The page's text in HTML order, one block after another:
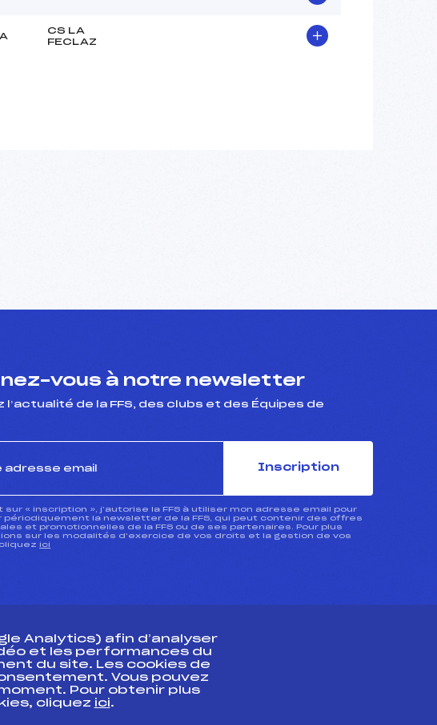
CS LA
FECLAZ
vous à notre newsletter
l’actualité de la FFS, des clubs et des Équipes de
Inscription
sur « inscription », j’autorise la FFS à utiliser mon adresse email pour
périodiquement la newsletter de la FFS, qui peut contenir des offres
et promotionnelles de la FFS ou de ses partenaires. Pour plus
sur les modalités d’exercice de vos droits et la gestion de vos
ici
vie de l’athlète
professionnel
Analytics) afin d’analyser
et les performances du
du site. Les cookies de
Vous pouvez
Pour obtenir plus
cliquez ici.